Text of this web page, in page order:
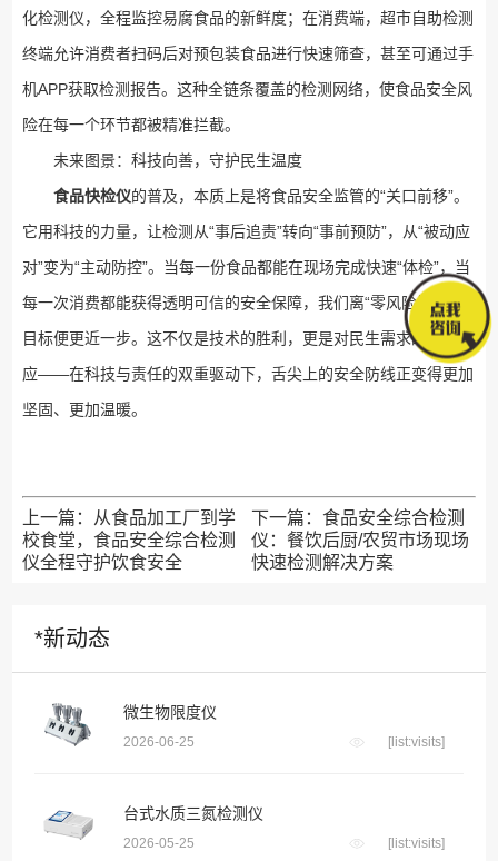
化检测仪，全程监控易腐食品的新鲜度；在消费端，超市自助检测
终端允许消费者扫码后对预包装食品进行快速筛查，甚至可通过手
机APP获取检测报告。这种全链条覆盖的检测网络，使食品安全风
险在每一个环节都被精准拦截。
未来图景：科技向善，守护民生温度
食品快检仪的普及，本质上是将食品安全监管的“关口前移”。
它用科技的力量，让检测从“事后追责”转向“事前预防”，从“被动应
对”变为“主动防控”。当每一份食品都能在现场完成快速“体检”，当
每一次消费都能获得透明可信的安全保障，我们离“零风险饮食”的
目标便更近一步。这不仅是技术的胜利，更是对民生需求的深刻回
应——在科技与责任的双重驱动下，舌尖上的安全防线正变得更加
坚固、更加温暖。
上一篇：
从食品加工厂到学
校食堂，食品安全综合检测
仪全程守护饮食安全
下一篇：食品安全综合检测
仪：餐饮后厨/农贸市场现场
快速检测解决方案
*新动态
微生物限度仪
2026-06-25 [list:visits]
台式水质三氮检测仪
2026-05-25 [list:visits]